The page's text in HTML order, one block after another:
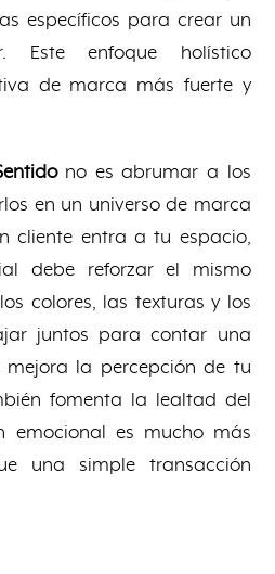
específicos para crear un
Este enfoque holístico
de marca más fuerte y
no es abrumar a los
en un universo de marca
cliente entra a tu espacio,
debe reforzar el mismo
colores, las texturas y los
juntos para contar una
mejora la percepción de tu
fomenta la lealtad del
emocional es mucho más
una simple transacción